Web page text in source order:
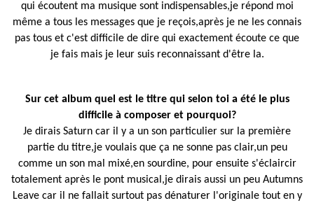
qui écoutent ma musique sont indispensables,je répond moi
même a tous les messages que je reçois,après je ne les connais
pas tous et c'est difficile de dire qui exactement écoute ce que
je fais mais je leur suis reconnaissant d'être la.
Sur cet album quel est le titre qui selon toi a été le plus
difficile à composer et pourquoi?
Je dirais Saturn car il y a un son particulier sur la première
partie du titre,je voulais que ça ne sonne pas clair,un peu
comme un son mal mixé,en sourdine, pour ensuite s'éclaircir
totalement après le pont musical,je dirais aussi un peu Autumns
Leave car il ne fallait surtout pas dénaturer l'originale tout en y